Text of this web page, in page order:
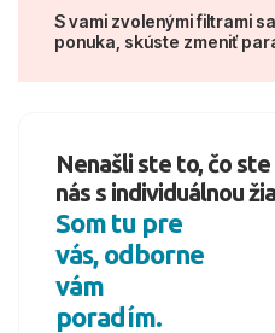
S vami zvolenými filtrami
ponuka, skúste zmeniť
Nenašli ste to, čo
nás s individuálnou
Som tu pre
vás, odborne
vám
poradím.